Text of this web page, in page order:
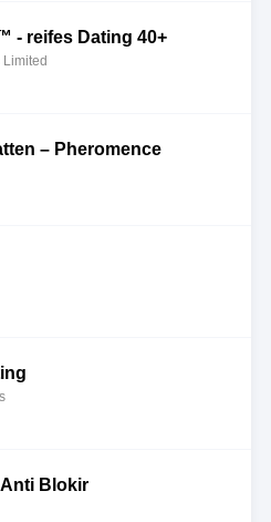
- reifes Dating 40+
– Pheromence
Blokir